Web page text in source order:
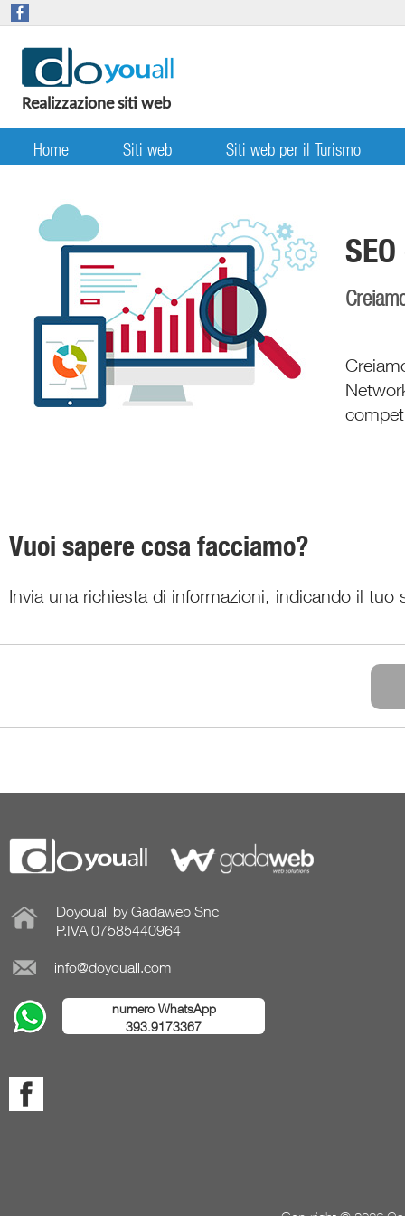
Realizzazione siti web
Home Siti web Siti web per il Turismo
Vuoi sapere cosa facciamo?
Invia una richiesta di informazioni, indicando il tuo
Doyouall by Gadaweb Snc
P.IVA 07585440964
info@doyouall.com
numero WhatsApp
393.9173367